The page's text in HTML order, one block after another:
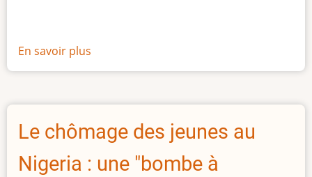
En savoir plus
La
taille
l'Afrique
Le chômage des jeunes au
Nigeria : une "bombe à